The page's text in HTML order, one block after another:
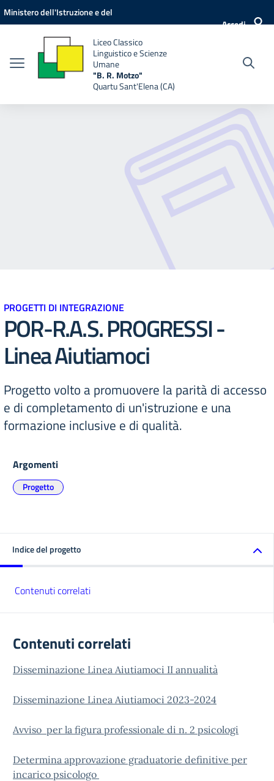
Vai ai contenuti
Vai al menu di navigazione
Vai al footer
Ministero dell'Istruzione e del
Accedi
Liceo Classico
Linguistico e Scienze
Umane
"B. R. Motzo"
Quartu Sant'Elena (CA)
PROGETTI DI INTEGRAZIONE
POR-R.A.S. PROGRESSI -
Linea Aiutiamoci
Progetto volto a promuovere la parità di accesso
e di completamento di un'istruzione e una
formazione inclusive e di qualità.
Argomenti
Progetto
Indice del progetto
Contenuti correlati
Contenuti correlati
Disseminazione Linea Aiutiamoci II annualità
Disseminazione Linea Aiutiamoci 2023-2024
Avviso per la figura professionale di n. 2 psicologi
Determina approvazione graduatorie definitive per
incarico psicologo